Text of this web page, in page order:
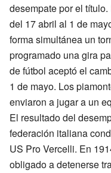
desempate por el
del 17 abril al 1 de
forma simultánea un
programado una gira
de fútbol aceptó el
1 de mayo. Los
enviaron a jugar a un
El resultado del
federación italiana
US Pro Vercelli. En
obligado a detenerse